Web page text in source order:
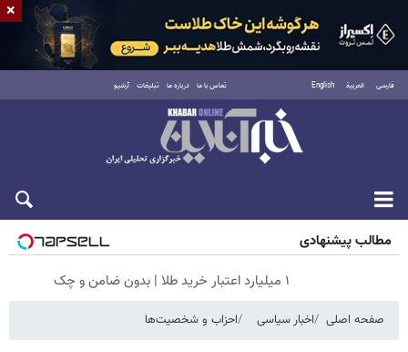
فارسی العربية English تماس با ما درباره ما تبلیغات آرشیو
شنبه ۱۷ مرداد ۱۴۰۵
مطالب پیشنهادی
۱ میلیارد اعتبار خرید طلا | بدون ضامن و چک
صفحه اصلی اخبار سیاسی احزاب و شخصیت‌ها
×